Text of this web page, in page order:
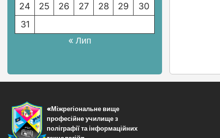
24
25 26 27 28 29
30
31
« Лип
«Міжрегіональне вище
професійне училище з
поліграфії та інформаційних